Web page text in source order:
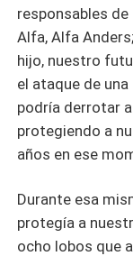
responsables
Alfa, Alfa
hijo, nuestro
el ataque de
podría derrotar
protegiendo a
años en ese
Durante esa
protegía a
ocho lobos que